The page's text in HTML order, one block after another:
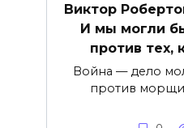
Виктор
И мы могли
против тех,
Война — дело
против